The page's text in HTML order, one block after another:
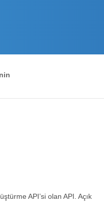
API’si olan API. Açık